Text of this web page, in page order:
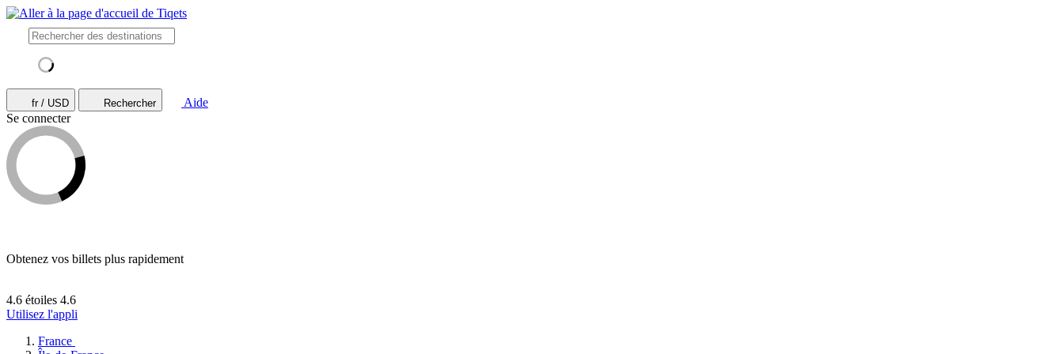
fr / USD Rechercher
Aide
Se connecter
Obtenez vos billets plus rapidement
4.6 étoiles 4.6
Utilisez l'appli
France